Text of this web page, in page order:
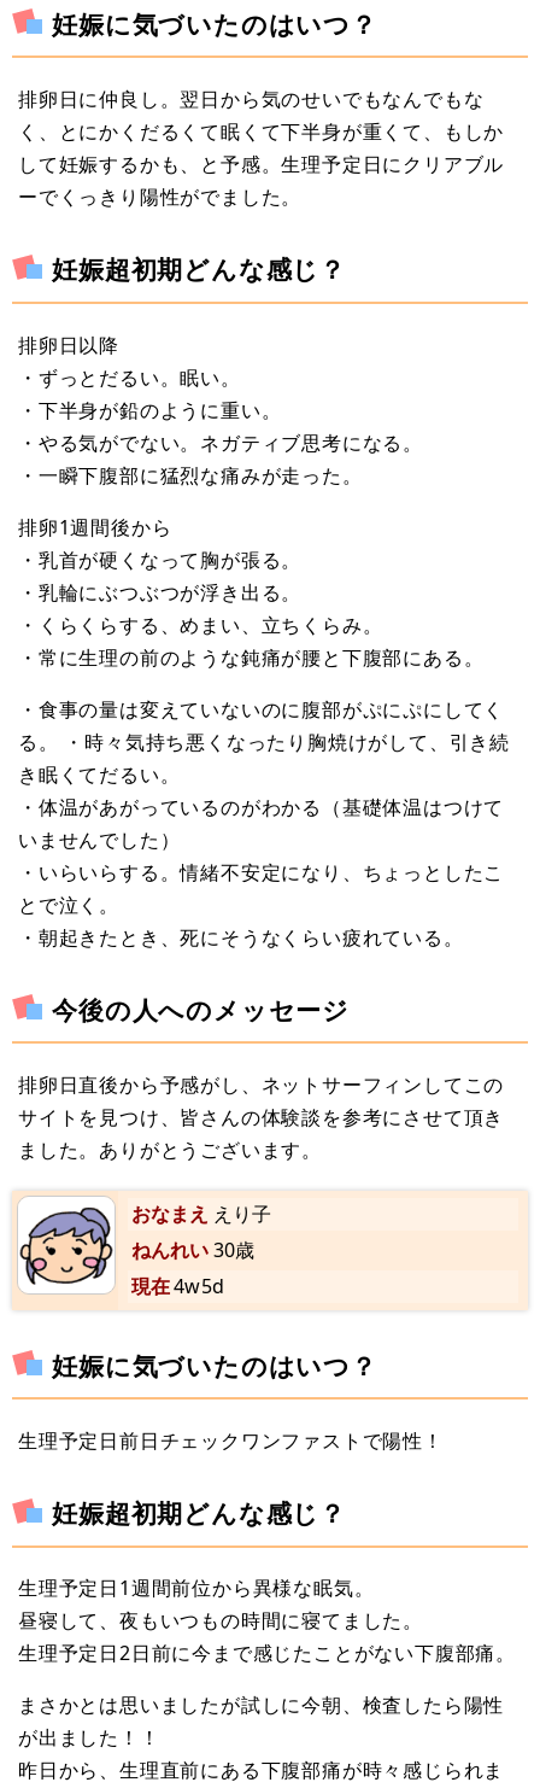
妊娠に気づいたのはいつ？
排卵日に仲良し。翌日から気のせいでもなんでもな
く、とにかくだるくて眠くて下半身が重くて、もしか
して妊娠するかも、と予感。生理予定日にクリアブル
ーでくっきり陽性がでました。
妊娠超初期どんな感じ？
排卵日以降
・ずっとだるい。眠い。
・下半身が鉛のように重い。
・やる気がでない。ネガティブ思考になる。
・一瞬下腹部に猛烈な痛みが走った。
排卵1週間後から
・乳首が硬くなって胸が張る。
・乳輪にぶつぶつが浮き出る。
・くらくらする、めまい、立ちくらみ。
・常に生理の前のような鈍痛が腰と下腹部にある。
・食事の量は変えていないのに腹部がぷにぷにしてく
る。 ・時々気持ち悪くなったり胸焼けがして、引き続
き眠くてだるい。
・体温があがっているのがわかる（基礎体温はつけて
いませんでした）
・いらいらする。情緒不安定になり、ちょっとしたこ
とで泣く。
・朝起きたとき、死にそうなくらい疲れている。
今後の人へのメッセージ
排卵日直後から予感がし、ネットサーフィンしてこの
サイトを見つけ、皆さんの体験談を参考にさせて頂き
ました。ありがとうございます。
おなまえ えり子
ねんれい30歳
現在4w5d
妊娠に気づいたのはいつ？
生理予定日前日チェックワンファストで陽性！
妊娠超初期どんな感じ？
生理予定日1週間前位から異様な眠気。
昼寝して、夜もいつもの時間に寝てました。
生理予定日2日前に今まで感じたことがない下腹部痛。
まさかとは思いましたが試しに今朝、検査したら陽性
が出ました！！
昨日から、生理直前にある下腹部痛が時々感じられま